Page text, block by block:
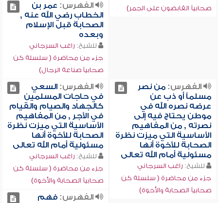
صحابياً القابضون على الجمر)
الفهرس: عمر بن
الخطاب رضي الله عنه ,
الصحابة قبل الإسلام
وبعده
للشيخ: راغب السرجاني
جزء من محاضرة ( سلسلة كن
صحابياً صناعة الرجال)
الفهرس:من نصر
مسلماً أو ذب عن
عرضه نصره الله في
موطن يحتاج فيه إلى
نصرته , من المفاهيم
الأساسية التي ميزت نظرة
الصحابة للأخوة أنها
مسئولية أمام الله تعالى
للشيخ: راغب السرجاني
جزء من محاضرة ( سلسلة كن
صحابياً الصحابة والأخوة)
الفهرس:السعي
في حاجات المسلمين
كالجهاد والصيام والقيام
في الأجر , من المفاهيم
الأساسية التي ميزت نظرة
الصحابة للأخوة أنها
مسئولية أمام الله تعالى
للشيخ: راغب السرجاني
جزء من محاضرة ( سلسلة كن
صحابياً الصحابة والأخوة)
الفهرس:فهم